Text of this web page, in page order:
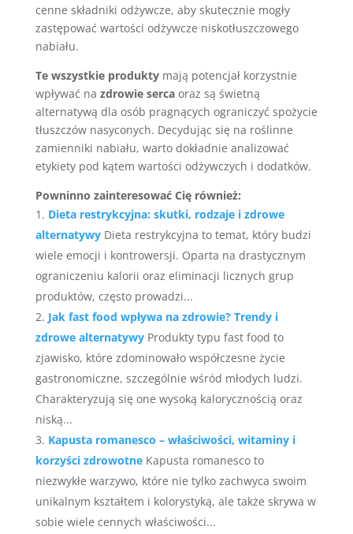
cenne składniki odżywcze, aby skutecznie mogły
zastępować wartości odżywcze niskotłuszczowego
nabiału.
Te wszystkie produktymają potencjał korzystnie
wpływać na zdrowie sercaoraz są świetną
alternatywą dla osób pragnących ograniczyć spożycie
tłuszczów nasyconych. Decydując się na roślinne
zamienniki nabiału, warto dokładnie analizować
etykiety pod kątem wartości odżywczych i dodatków.
Powninno zainteresować Cię również:
Dieta restrykcyjna: skutki, rodzaje i zdrowe
alternatywy Dieta restrykcyjna to temat, który budzi
wiele emocji i kontrowersji. Oparta na drastycznym
ograniczeniu kalorii oraz eliminacji licznych grup
produktów, często prowadzi...
Jak fast food wpływa na zdrowie? Trendy i
zdrowe alternatywy Produkty typu fast food to
zjawisko, które zdominowało współczesne życie
gastronomiczne, szczególnie wśród młodych ludzi.
Charakteryzują się one wysoką kalorycznością oraz
niską...
Kapusta romanesco – właściwości, witaminy i
korzyści zdrowotne Kapusta romanesco to
niezwykłe warzywo, które nie tylko zachwyca swoim
unikalnym kształtem i kolorystyką, ale także skrywa w
sobie wiele cennych właściwości...